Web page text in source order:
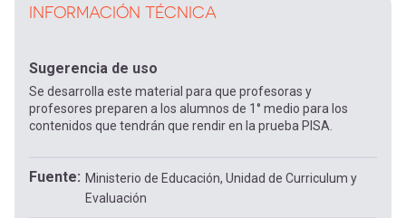
INFORMACIÓN TÉCNICA
Sugerencia de uso
Se desarrolla este material para que profesoras y
profesores preparen a los alumnos de 1° medio para los
contenidos que tendrán que rendir en la prueba PISA.
Fuente
Ministerio de Educación, Unidad de Curriculum y
Evaluación